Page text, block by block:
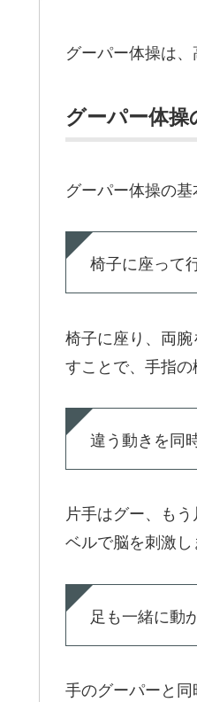
グーパー体操は
グーパー体
グーパー体操の基
椅子に座って
椅子に座り、両
すことで、手指の
違う動きを同
片手はグー、も
ベルで脳を刺激し
足も一緒に動
手のグーパーと